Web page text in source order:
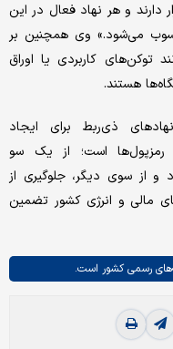
و هر نهاد فعال در این
می‌شود.» وی همچنین بر
توکن‌های کاربردی یا اوراق
هستند.
ذی‌ربط برای ایجاد
رمزپول‌ها است؛ از یک سو
از سوی دیگر، جلوگیری از
مالی و انرژی کشور تضمین
رسمی کشور است.